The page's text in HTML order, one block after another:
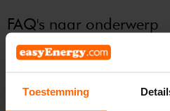
Toestemming
FAQ's naar onderwerp
Voorschot, facturen &